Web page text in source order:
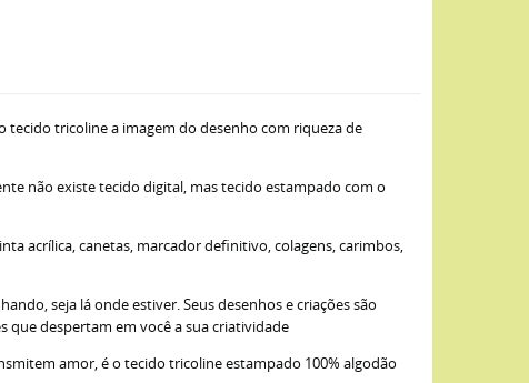
tricoline a imagem do desenho com riqueza de
não existe tecido digital, mas tecido estampado com o
acrílica, canetas, marcador definitivo, colagens, carimbos,
seja lá onde estiver. Seus desenhos e criações são
que despertam em você a sua criatividade
amor, é o tecido tricoline estampado 100% algodão